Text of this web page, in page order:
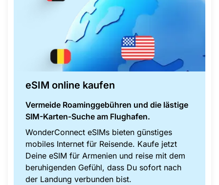
eSIM online kaufen
Vermeide Roaminggebühren und die lästige
SIM-Karten-Suche am Flughafen.
WonderConnect eSIMs bieten günstiges
mobiles Internet für Reisende. Kaufe jetzt
Deine eSIM für Armenien und reise mit dem
beruhigenden Gefühl, dass Du sofort nach
der Landung verbunden bist.